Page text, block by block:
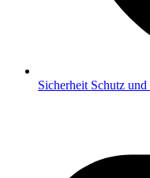
Sicherheit Schutz und